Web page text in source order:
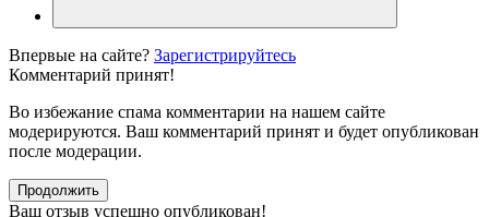
Впервые на сайте? Зарегистрируйтесь
Комментарий принят!
Во избежание спама комментарии на нашем сайте
модерируются. Ваш комментарий принят и будет опубликован
после модерации.
Продолжить
Ваш отзыв успешно опубликован!